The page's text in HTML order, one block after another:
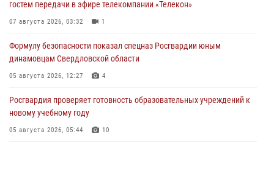
гостем передачи в эфире телекомпании «Телекон»
07 августа 2026, 03:32 1
Формулу безопасности показал спецназ Росгвардии юным
динамовцам Свердловской области
05 августа 2026, 12:27 4
Росгвардия проверяет готовность образовательных учреждений к
новому учебному году
05 августа 2026, 05:44 10